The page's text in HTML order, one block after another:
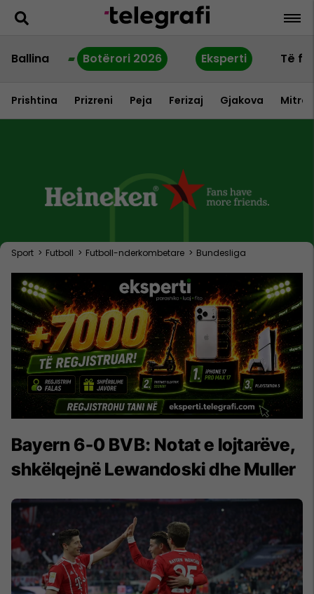
Ballina Botërori 2026 Eksperti Të
Prishtina Prizreni Peja Ferizaj Gjakova
Sport > Futboll > Futboll-nderkombetare > Bundesliga
Bayern 6-0 BVB: Notat e lojtarëve,
shkëlqejnë Lewandoski dhe Muller